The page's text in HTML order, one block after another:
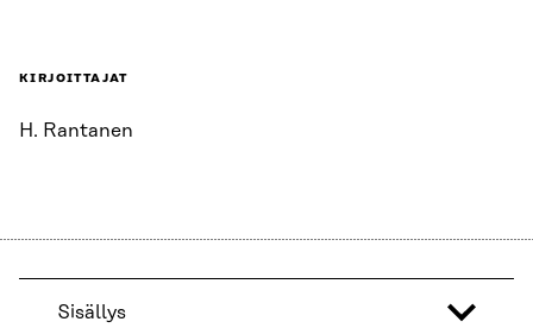
KIRJOITTAJAT
H. Rantanen
Sisällys